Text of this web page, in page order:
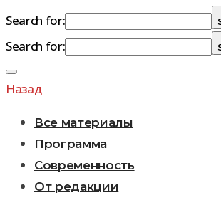
Search for:
Search for:
Перейти
к
Назад
Все материалы
Программа
Современность
От редакции